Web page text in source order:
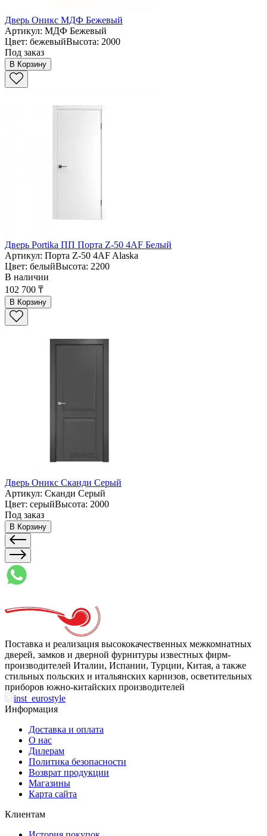
Дверь Оникс МДФ Бежевый
Артикул: МДФ Бежевый
Цвет: бежевыйВысота: 2000
Под заказ
В Корзину
Дверь Portika ПП Порта Z-50 4AF Белый
Артикул: Порта Z-50 4AF Alaska
Цвет: белыйВысота: 2200
В наличии
102 700 ₸
В Корзину
Дверь Оникс Сканди Серый
Артикул: Сканди Серый
Цвет: серыйВысота: 2000
Под заказ
В Корзину
Поставка и реализация высококачественных межкомнатных
дверей, замков и дверной фурнитуры известных фирм-
производителей Италии, Испании, Турции, Китая, а также
стильных польских и итальянских карнизов, осветительных
приборов южно-китайских производителей
inst_eurostyle
Информация
Доставка и оплата
О нас
Дилерам
Политика безопасности
Возврат продукции
Магазины
Карта сайта
Клиентам